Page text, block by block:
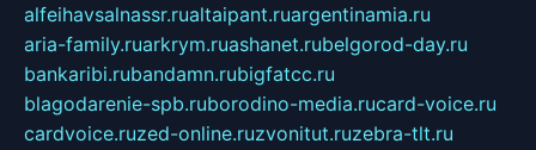
alfeihavsalnassr.rualtaipant.ruargentinamia.ru
aria-family.ruarkrym.ruashanet.rubelgorod-day.ru
bankaribi.rubandamn.rubigfatcc.ru
blagodarenie-spb.ruborodino-media.rucard-voice.ru
cardvoice.ruzed-online.ruzvonitut.ruzebra-tlt.ru